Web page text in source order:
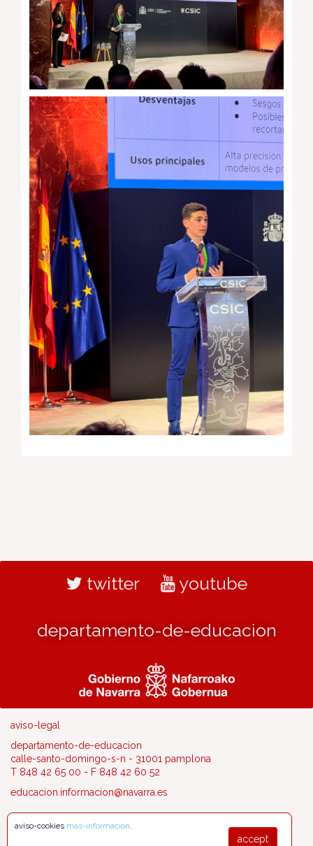
twitter youtube
departamento-de-educacion
aviso-legal
departamento-de-educacion
calle-santo-domingo-s-n - 31001 pamplona
T 848 42 65 00 - F 848 42 60 52
educacion.informacion@navarra.es
accept
aviso-cookies mas-informacion.